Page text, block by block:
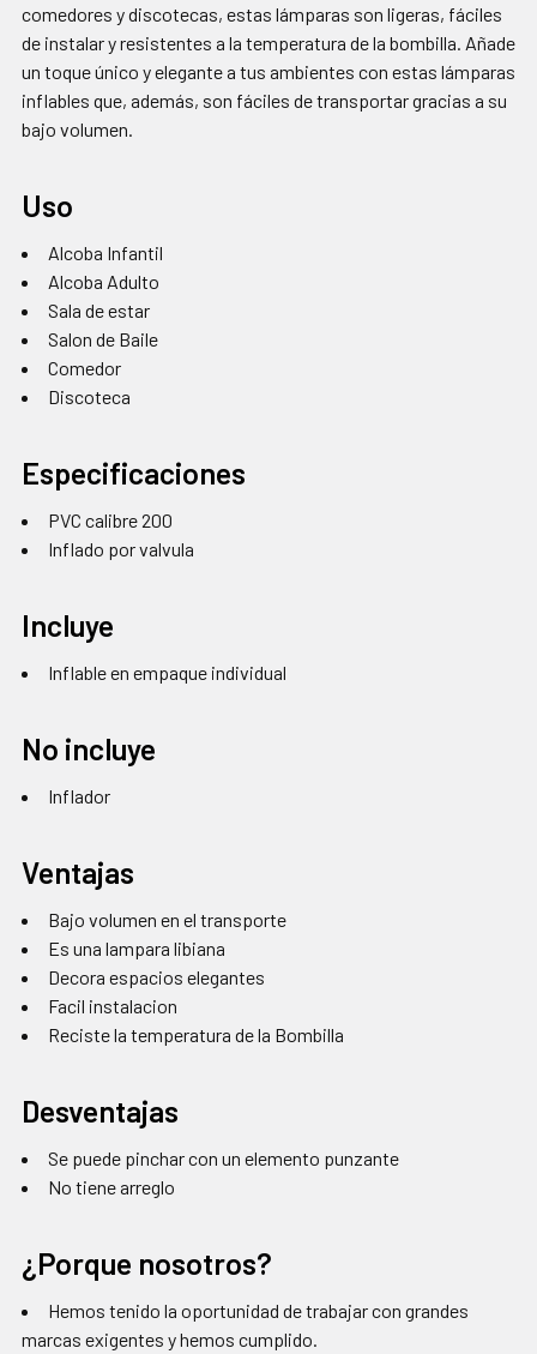
comedores y discotecas, estas lámparas son ligeras, fáciles
de instalar y resistentes a la temperatura de la bombilla. Añade
un toque único y elegante a tus ambientes con estas lámparas
inflables que, además, son fáciles de transportar gracias a su
bajo volumen.
Uso
Alcoba Infantil
Alcoba Adulto
Sala de estar
Salon de Baile
Comedor
Discoteca
Especificaciones
PVC calibre 200
Inflado por valvula
Incluye
Inflable en empaque individual
No incluye
Inflador
Ventajas
Bajo volumen en el transporte
Es una lampara libiana
Decora espacios elegantes
Facil instalacion
Reciste la temperatura de la Bombilla
Desventajas
Se puede pinchar con un elemento punzante
No tiene arreglo
¿Porque nosotros?
Hemos tenido la oportunidad de trabajar con grandes
marcas exigentes y hemos cumplido.